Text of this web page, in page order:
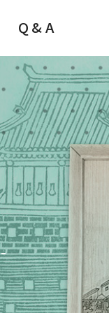
Q & A
공지사항
자주하는 질문
문의하기